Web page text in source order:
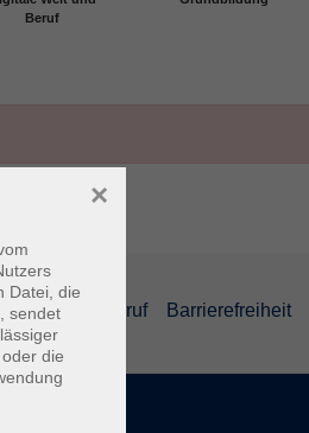
Beruf
und Widerruf Barrierefreiheit
Datei, die
sendet
die
×